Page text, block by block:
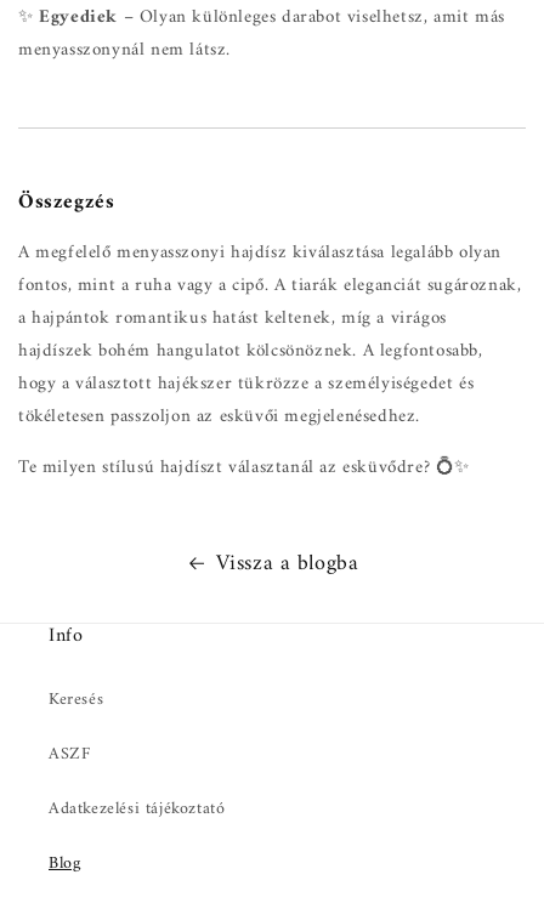
✨Egyediek – Olyan különleges darabot viselhetsz, amit más
menyasszonynál nem látsz.
Összegzés
A megfelelő menyasszonyi hajdísz kiválasztása legalább olyan
fontos, mint a ruha vagy a cipő. A tiarák eleganciát sugároznak,
a hajpántok romantikus hatást keltenek, míg a virágos
hajdíszek bohém hangulatot kölcsönöznek. A legfontosabb,
hogy a választott hajékszer tükrözze a személyiségedet és
tökéletesen passzoljon az esküvői megjelenésedhez.
Te milyen stílusú hajdíszt választanál az esküvődre? 💍✨
Vissza a blogba
Info
Keresés
ASZF
Adatkezelési tájékoztató
Blog